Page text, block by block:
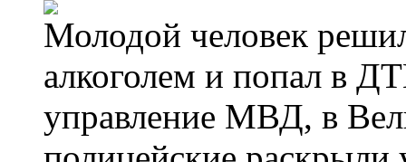
Молодой человек
алкоголем и попал в
управление МВД, в